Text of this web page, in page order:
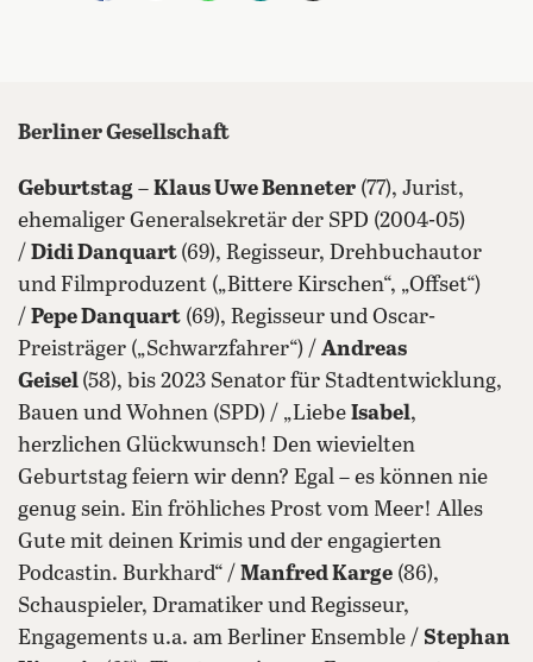
Berliner Gesellschaft
Geburtstag – Klaus Uwe Benneter (77), Jurist,
ehemaliger Generalsekretär der SPD (2004-05)
/ Didi Danquart (69), Regisseur, Drehbuchautor
und Filmproduzent („Bittere Kirschen“, „Offset“)
/ Pepe Danquart (69), Regisseur und Oscar-
Preisträger („Schwarzfahrer“) / Andreas
Geisel (58), bis 2023 Senator für Stadtentwicklung,
Bauen und Wohnen (SPD) / „Liebe Isabel,
herzlichen Glückwunsch! Den wievielten
Geburtstag feiern wir denn? Egal – es können nie
genug sein. Ein fröhliches Prost vom Meer! Alles
Gute mit deinen Krimis und der engagierten
Podcastin. Burkhard“ / Manfred Karge (86),
Schauspieler, Dramatiker und Regisseur,
Engagements u.a. am Berliner Ensemble / Stephan